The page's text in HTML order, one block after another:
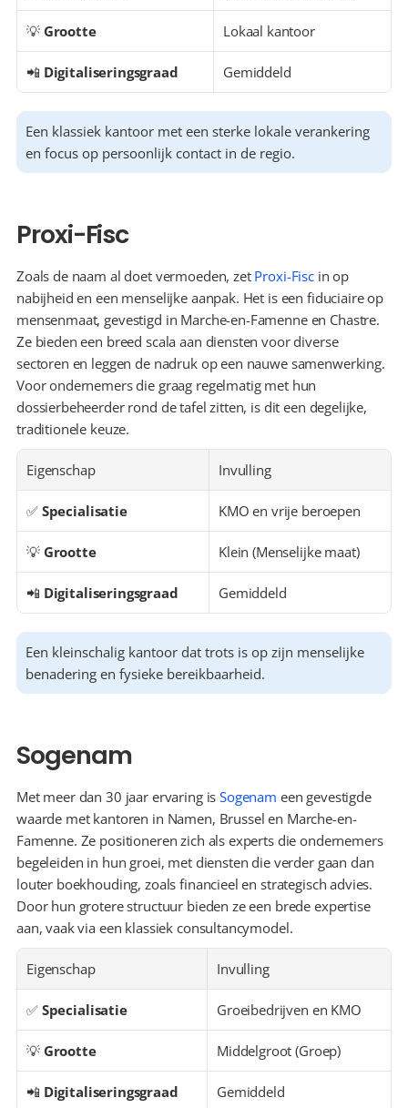
💡 Grootte Lokaal kantoor
📲 Digitaliseringsgraad Gemiddeld
Een klassiek kantoor met een sterke lokale verankering
en focus op persoonlijk contact in de regio.
Proxi-Fisc
Zoals de naam al doet vermoeden, zet Proxi-Fisc in op
nabijheid en een menselijke aanpak. Het is een fiduciaire op
mensenmaat, gevestigd in Marche-en-Famenne en Chastre.
Ze bieden een breed scala aan diensten voor diverse
sectoren en leggen de nadruk op een nauwe samenwerking.
Voor ondernemers die graag regelmatig met hun
dossierbeheerder rond de tafel zitten, is dit een degelijke,
traditionele keuze.
Eigenschap Invulling
✅ Specialisatie KMO en vrije beroepen
💡 Grootte Klein (Menselijke maat)
📲 Digitaliseringsgraad Gemiddeld
Een kleinschalig kantoor dat trots is op zijn menselijke
benadering en fysieke bereikbaarheid.
Sogenam
Met meer dan 30 jaar ervaring is Sogenam een gevestigde
waarde met kantoren in Namen, Brussel en Marche-en-
Famenne. Ze positioneren zich als experts die ondernemers
begeleiden in hun groei, met diensten die verder gaan dan
louter boekhouding, zoals financieel en strategisch advies.
Door hun grotere structuur bieden ze een brede expertise
aan, vaak via een klassiek consultancymodel.
Eigenschap Invulling
✅ Specialisatie Groeibedrijven en KMO
💡 Grootte Middelgroot (Groep)
📲 Digitaliseringsgraad Gemiddeld